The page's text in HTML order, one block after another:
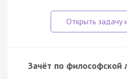
Зачёт по философской